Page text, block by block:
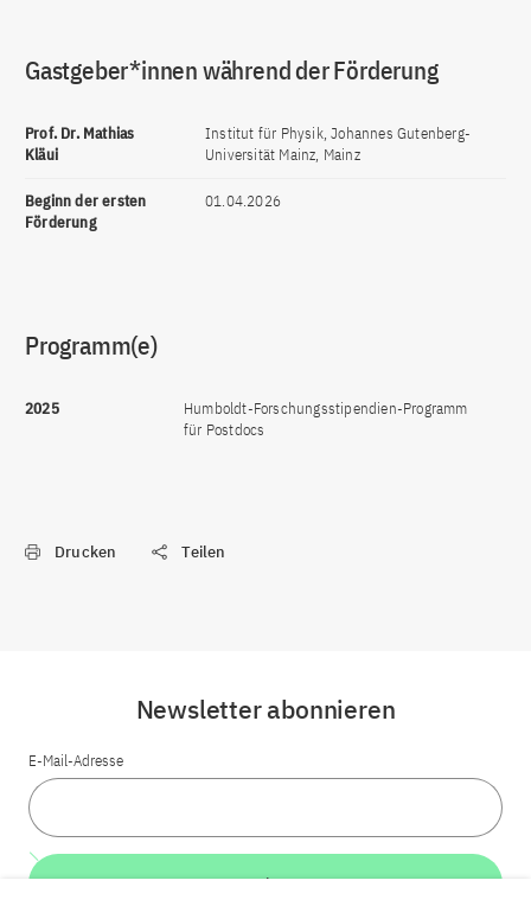
Gastgeber*innen während der Förderung
Prof. Dr. Mathias
Kläui
Institut für Physik, Johannes Gutenberg-
Universität Mainz, Mainz
Beginn der ersten
Förderung
01.04.2026
Programm(e)
2025
Humboldt-Forschungsstipendien-Programm
für Postdocs
Drucken Teilen
Newsletter abonnieren
E-Mail-Adresse
Weiter